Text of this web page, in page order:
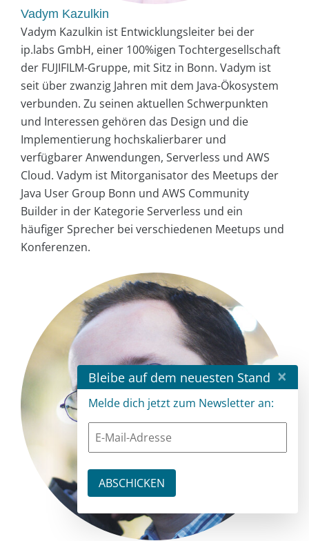
Vadym Kazulkin
Vadym Kazulkin ist Entwicklungsleiter bei der
ip.labs GmbH, einer 100%igen Tochtergesellschaft
der FUJIFILM-Gruppe, mit Sitz in Bonn. Vadym ist
seit über zwanzig Jahren mit dem Java-Ökosystem
verbunden. Zu seinen aktuellen Schwerpunkten
und Interessen gehören das Design und die
Implementierung hochskalierbarer und
verfügbarer Anwendungen, Serverless und AWS
Cloud. Vadym ist Mitorganisator des Meetups der
Java User Group Bonn und AWS Community
Builder in der Kategorie Serverless und ein
häufiger Sprecher bei verschiedenen Meetups und
Konferenzen.
Bleibe auf dem neuesten Stand ×
Melde dich jetzt zum Newsletter an: